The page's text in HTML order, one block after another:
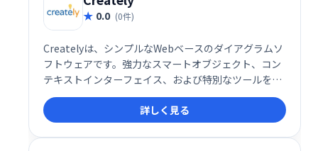
0.0 (0件)
Createlyは、シンプルなWebベースのダイアグラムソ
フトウェアです。強力なスマートオブジェクト、コン
テキストインターフェイス、および特別なツールを備
えているため、<a
href="http://ktkm.net/p/visio/">Visio</a>のよう
な他のソフトウェアと比べて、ユーザーはより迅速に
図を作成できます。
詳しく見る